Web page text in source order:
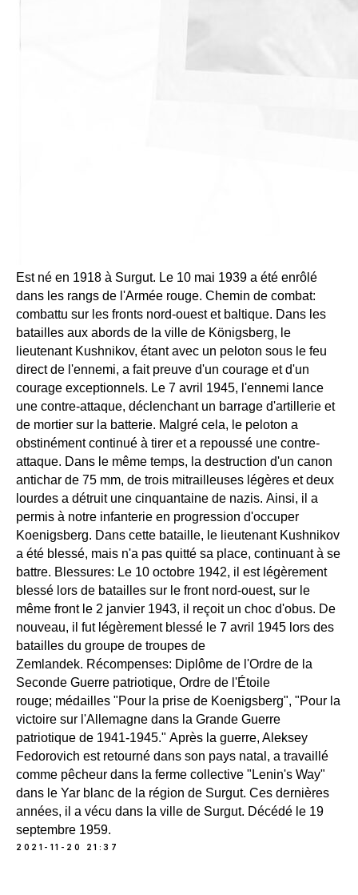
Est né en 1918 à Surgut. Le 10 mai 1939 a été enrôlé
dans les rangs de l'Armée rouge. Chemin de combat:
combattu sur les fronts nord-ouest et baltique. Dans les
batailles aux abords de la ville de Königsberg, le
lieutenant Kushnikov, étant avec un peloton sous le feu
direct de l'ennemi, a fait preuve d'un courage et d'un
courage exceptionnels. Le 7 avril 1945, l'ennemi lance
une contre-attaque, déclenchant un barrage d'artillerie et
de mortier sur la batterie. Malgré cela, le peloton a
obstinément continué à tirer et a repoussé une contre-
attaque. Dans le même temps, la destruction d'un canon
antichar de 75 mm, de trois mitrailleuses légères et deux
lourdes a détruit une cinquantaine de nazis. Ainsi, il a
permis à notre infanterie en progression d'occuper
Koenigsberg. Dans cette bataille, le lieutenant Kushnikov
a été blessé, mais n'a pas quitté sa place, continuant à se
battre. Blessures: Le 10 octobre 1942, il est légèrement
blessé lors de batailles sur le front nord-ouest, sur le
même front le 2 janvier 1943, il reçoit un choc d'obus. De
nouveau, il fut légèrement blessé le 7 avril 1945 lors des
batailles du groupe de troupes de
Zemlandek. Récompenses: Diplôme de l'Ordre de la
Seconde Guerre patriotique, Ordre de l'Étoile
rouge; médailles "Pour la prise de Koenigsberg", "Pour la
victoire sur l'Allemagne dans la Grande Guerre
patriotique de 1941-1945." Après la guerre, Aleksey
Fedorovich est retourné dans son pays natal, a travaillé
comme pêcheur dans la ferme collective "Lenin's Way"
dans le Yar blanc de la région de Surgut. Ces dernières
années, il a vécu dans la ville de Surgut. Décédé le 19
septembre 1959.
2021-11-20 21:37